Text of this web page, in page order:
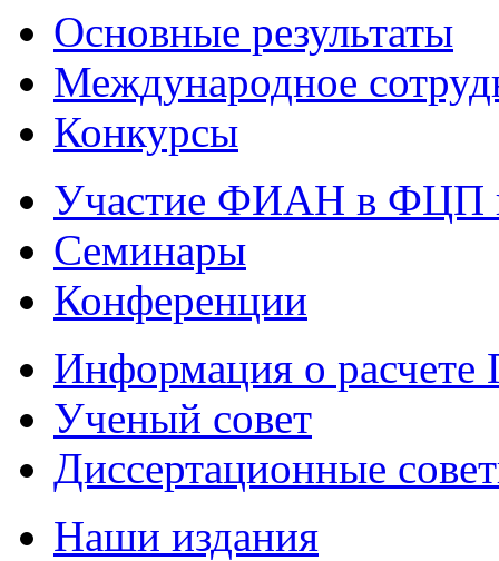
Основные результаты
Международное
Конкурсы
Участие ФИАН в ФЦП
Семинары
Конференции
Информация о
Ученый совет
Диссертационные
Наши издания